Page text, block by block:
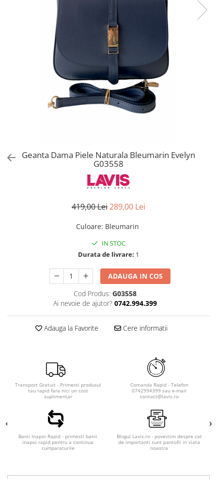
Geanta Dama Piele Naturala Bleumarin Evelyn
G03558
419,00 Lei289,00 Lei
Culoare: Bleumarin
IN STOC
Durata de livrare: 1
ADAUGA IN COS
Cod Produs: G03558
Ai nevoie de ajutor? 0742.994.399
Adauga la Favorite Cere informatii
Transport Gratuit - Primesti produsul
tau rapid fara nici un cost
suplimentar
Comanda Rapid - Telefon
0742994399 sau e-mail
contact@lavis.ro
Banii Inapoi Rapid - primesti banii
inapoi rapid pentru a continua
cumparaturile
Blogul Lavis.ro - povestim despre cat
de importanti sunt pantofii in viata
noastra